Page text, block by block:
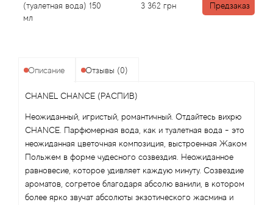
(туалетная вода) 150
мл
3 362 грн Предзаказ
Описание Отзывы (0)
CHANEL CHANCE (РАСПИВ)
Неожиданный, игристый, романтичный. Отдайтесь вихрю
CHANCE. Парфюмерная вода, как и туалетная вода - это
неожиданная цветочная композиция, выстроенная Жаком
Польжем в форме чудесного созвездия. Неожиданное
равновесие, которое удивляет каждую минуту. Созвездие
ароматов, согретое благодаря абсолю ванили, в котором
более ярко звучат абсолюты экзотического жасмина и
Armaf
Arrogance
Arte Profumi
ArteOlfatto
Asabi
Asgharali